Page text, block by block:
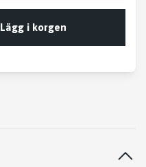
Lägg i korgen